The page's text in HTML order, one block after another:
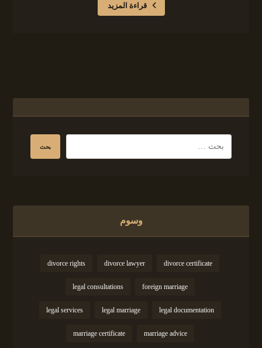
قراءة المزيد
وسوم
divorce certificate
divorce lawyer
divorce rights
foreign marriage
legal consultations
legal documentation
legal marriage
legal services
marriage advice
marriage certificate